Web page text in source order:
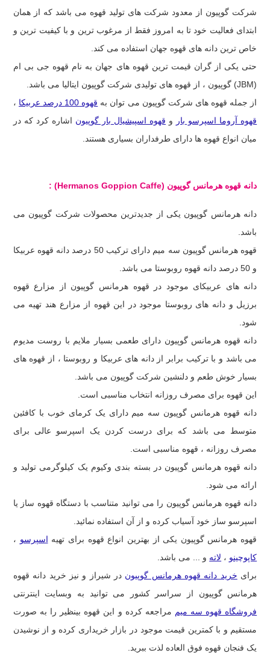
شرکت گوپیون از معدود شرکت های تولید قهوه می باشد که از همان
ابتدای فعالیت خود تا به امروز فقط از مرغوب ترین و با کیفیت ترین و
خاص ترین دانه های قهوه جهان استفاده می کند.
حتی یکی از گران قیمت ترین قهوه های جهان به نام قهوه جی بی ام
(JBM) گوپیون ، از قهوه های تولیدی شرکت گوپیون ایتالیا می باشد.
از جمله قهوه های شرکت گوپیون می توان به قهوه 100 درصد عربیکا
،
قهوه آروما اسپرسو بار
و قهوه اسپیشیال بار گوپیون اشاره کرد که در
میان انواع قهوه ها دارای طرفداران بسیاری هستند.
دانه قهوه هرمانس گوپیون (Hermanos Goppion Caffe)
:
دانه هرمانس گوپیون یکی از جدیدترین محصولات شرکت گوپیون می
باشد.
قهوه هرمانس گوپیون سه میم دارای ترکیب 50 درصد دانه قهوه عربیکا
و 50 درصد دانه قهوه روبوستا می باشد.
دانه های عربیکای موجود در قهوه هرمانس گوپیون از مزارع قهوه
برزیل و دانه های روبوستا موجود در این قهوه از مزارع هند تهیه می
شود.
دانه قهوه هرمانس گوپیون دارای طعمی بسیار ملایم با روست مدیوم
می باشد و با ترکیب برابر از دانه های عربیکا و روبوستا ، از قهوه های
بسیار خوش طعم و دلنشین شرکت گوپیون می باشد.
این قهوه برای مصرف روزانه انتخاب مناسبی است.
دانه قهوه هرمانس گوپیون سه میم دارای یک کرمای خوب با کافئین
متوسط می باشد که برای درست کردن یک اسپرسو عالی برای
مصرف روزانه ، قهوه مناسبی است.
دانه قهوه هرمانس گوپیون در بسته بندی وکیوم یک کیلوگرمی تولید و
ارائه می شود.
دانه قهوه هرمانس گوپیون را می توانید متناسب با دستگاه قهوه ساز یا
اسپرسو ساز خود آسیاب کرده و از آن استفاده نمائید.
قهوه هرمانس گوپیون یکی از بهترین انواع قهوه برای تهیه اسپرسو ،
کاپوچینو ، لاته و ... می باشد.
برای خرید دانه قهوه هرمانس گوپیون در شیراز و نیز خرید دانه قهوه
هرمانس گوپیون از سراسر کشور می توانید به وبسایت اینترنتی
فروشگاه قهوه سه میم مراجعه کرده و این قهوه بینظیر را به صورت
مستقیم و با کمترین قیمت موجود در بازار خریداری کرده و از نوشیدن
یک فنجان قهوه فوق العاده لذت ببرید.